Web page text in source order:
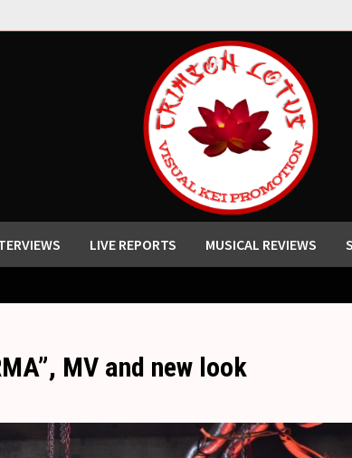
LIVE REPORTS MUSICAL REVIEWS
MV and new look